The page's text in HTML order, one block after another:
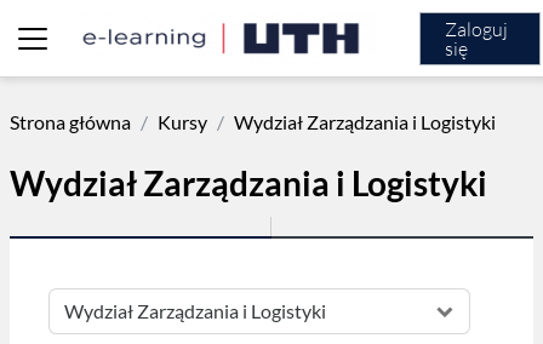
Zaloguj
się
Strona główna Kursy Wydział Zarządzania i Logistyki
Wydział Zarządzania i Logistyki
Kategorie kursów